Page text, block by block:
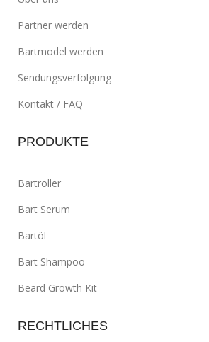
Partner werden
Bartmodel werden
Sendungsverfolgung
Kontakt / FAQ
PRODUKTE
Bartroller
Bart Serum
Bartöl
Bart Shampoo
Beard Growth Kit
RECHTLICHES